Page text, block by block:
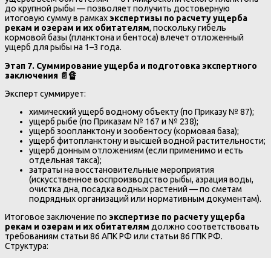
до крупной рыбы — позволяет получить достоверную
итоговую сумму в рамкахэкспертизы по расчету ущерба
рекам и озерам и их обитателям, поскольку гибель
кормовой базы (планктона и бентоса) влечет отложенный
ущерб для рыбы на 1–3 года.
Этап 7. Суммирование ущерба и подготовка экспертного
заключения 📄🔏
Эксперт суммирует:
химический ущерб водному объекту (по Приказу № 87);
ущерб рыбе (по Приказам № 167 и № 238);
ущерб зоопланктону и зообентосу (кормовая база);
ущерб фитопланктону и высшей водной растительности;
ущерб донным отложениям (если применимо и есть
отдельная такса);
затраты на восстановительные мероприятия
(искусственное воспроизводство рыбы, аэрация воды,
очистка дна, посадка водных растений — по сметам
подрядных организаций или нормативным документам).
Итоговое заключение по экспертизе по расчету ущерба
рекам и озерам и их обитателям должно соответствовать
требованиям статьи 86 АПК РФ или статьи 86 ГПК РФ.
Структура: